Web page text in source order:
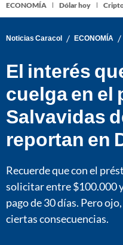
ECONOMÍA Dólar hoy
Noticias Caracol / ECONOMÍA /
El interés
cuelga en el
Salvavidas
reportan en
Recuerde que con el
solicitar entre $100.000
pago de 30 días. Pero
ciertas consecuencias.